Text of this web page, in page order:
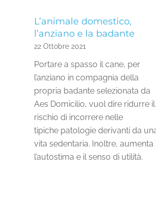
L’animale domestico,
l’anziano e la badante
22 Ottobre 2021
Portare a spasso il cane, per
l’anziano in compagnia della
propria badante selezionata da
Aes Domicilio, vuol dire ridurre il
rischio di incorrere nelle
tipiche patologie derivanti da
vita sedentaria. Inoltre, aumenta
l’autostima e il senso di utilità.